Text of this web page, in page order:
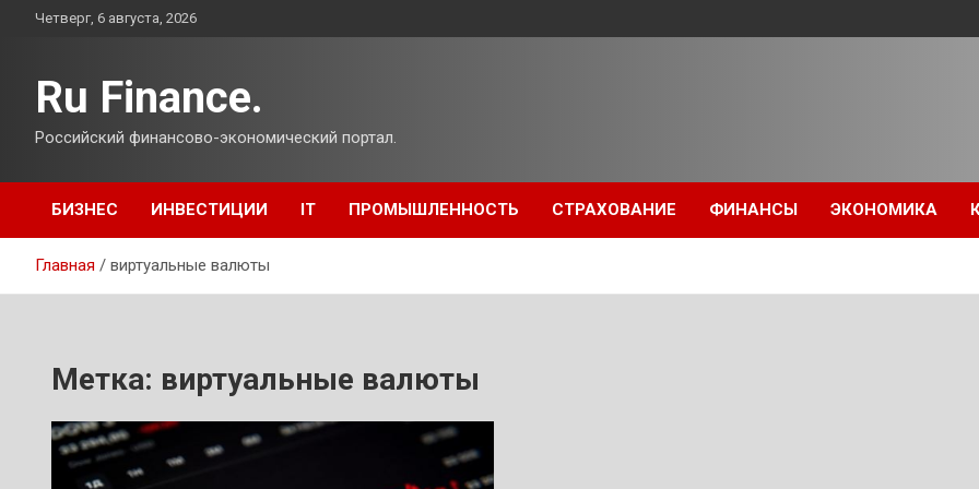
ПерейтиЧетверг, 6 августа, 2026
Ru Finance.
Российский финансово-экономический портал.
БИЗНЕС ИНВЕСТИЦИИ IT ПРОМЫШЛЕННОСТЬ СТРАХОВАНИЕ ФИНАНСЫ ЭКОНОМИКА
Главная виртуальные валюты
Метка: виртуальные валюты